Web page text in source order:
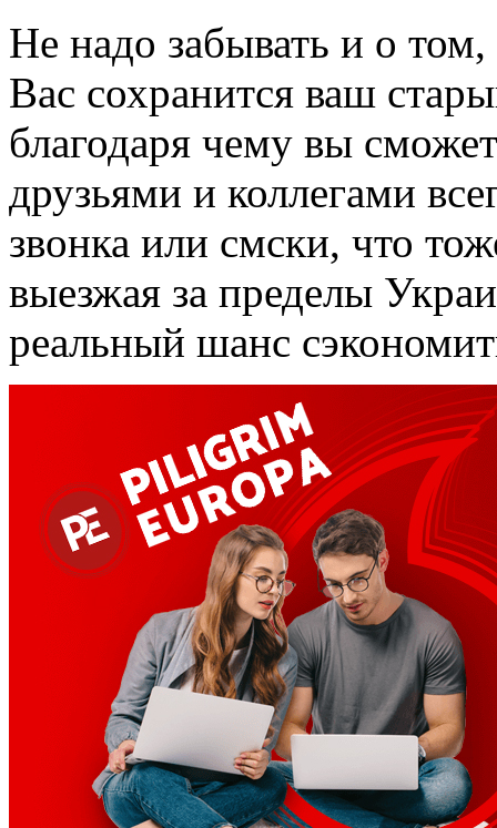
Не надо забывать и о том,
Вас сохранится ваш
благодаря чему вы
друзьями и коллегами
звонка или смски, что
выезжая за пределы
реальный шанс